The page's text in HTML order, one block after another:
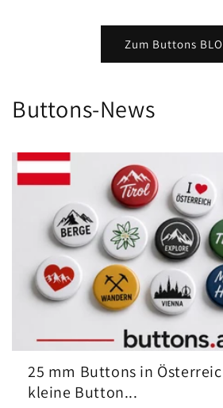
Zum Buttons
Buttons-News
25 mm Buttons in
kleine Button...